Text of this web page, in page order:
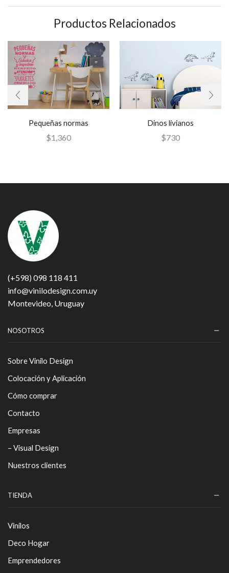
Productos Relacionados
Pequeñas normas
$1,360
Dinos livianos
$730
(+598) 098 118 411
info@vinilodesign.com.uy
Montevideo, Uruguay
NOSOTROS
Sobre Vinilo Design
Colocación y Aplicación
Cómo comprar
Contacto
Empresas
– Visual Design
Nuestros clientes
TIENDA
Vinilos
Deco Hogar
Emprendedores